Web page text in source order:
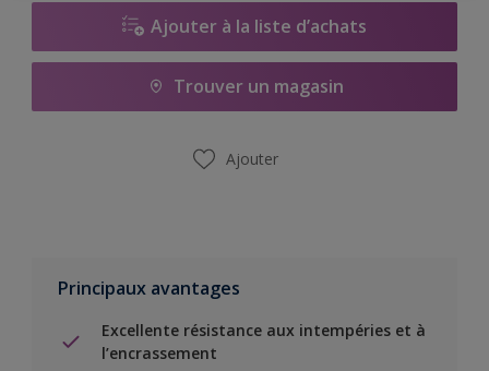
Ajouter à la liste d’achats
Trouver un magasin
Ajouter
Principaux avantages
Excellente résistance aux intempéries et à
l’encrassement